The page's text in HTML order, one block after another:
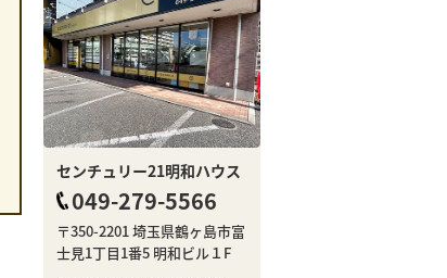
センチュリー21明和ハウス
049-279-5566
〒350-2201 埼玉県鶴ヶ島市富
士見1丁目1番5 明和ビル１F